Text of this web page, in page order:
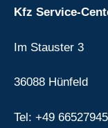
Kfz Service-
Im Stauster 3
36088 Hünfeld
Tel: +49